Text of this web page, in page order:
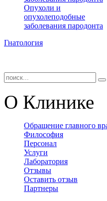
Опухоли и
опухолеподобные
заболевания пародонта
Гнатология
О Клинике
Обращение главного
Философия
Персонал
Услуги
Лаборатория
Отзывы
Оставить отзыв
Партнеры